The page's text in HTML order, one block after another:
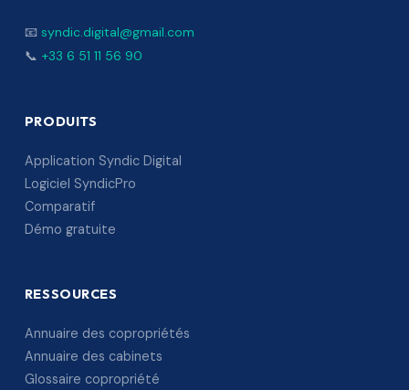
📧 syndic.digital@gmail.com
📞 +33 6 51 11 56 90
PRODUITS
Application Syndic Digital
Logiciel SyndicPro
Comparatif
Démo gratuite
RESSOURCES
Annuaire des copropriétés
Annuaire des cabinets
Glossaire copropriété